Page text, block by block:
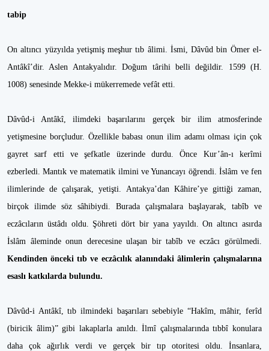
tabip
On altıncı yüzyılda yetişmiş meşhur tıb âlimi. İsmi, Dâvûd bin Ömer el-
Antâkî’dir. Aslen Antakyalıdır. Doğum târihi belli değildir. 1599 (H.
1008) senesinde Mekke-i mükerremede vefât etti.
Dâvûd-i Antâkî, ilimdeki başarılarını gerçek bir ilim atmosferinde
yetişmesine borçludur. Özellikle babası onun ilim adamı olması için çok
gayret sarf etti ve şefkatle üzerinde durdu. Önce Kur’ân-ı kerîmi
ezberledi. Mantık ve matematik ilmini ve Yunancayı öğrendi. İslâm ve fen
ilimlerinde de çalışarak, yetişti. Antakya’dan Kâhire’ye gittiği zaman,
birçok ilimde söz sâhibiydi. Burada çalışmalara başlayarak, tabîb ve
eczâcıların üstâdı oldu. Şöhreti dört bir yana yayıldı. On altıncı asırda
İslâm âleminde onun derecesine ulaşan bir tabîb ve eczâcı görülmedi.
Kendinden önceki tıb ve eczâcılık alanındaki âlimlerin çalışmalarına
esaslı katkılarda bulundu.
Dâvûd-i Antâkî, tıb ilmindeki başarıları sebebiyle “Hakîm, mâhir, ferîd
(biricik âlim)” gibi lakaplarla anıldı. İlmî çalışmalarında tıbbî konulara
daha çok ağırlık verdi ve gerçek bir tıp otoritesi oldu. İnsanlara,